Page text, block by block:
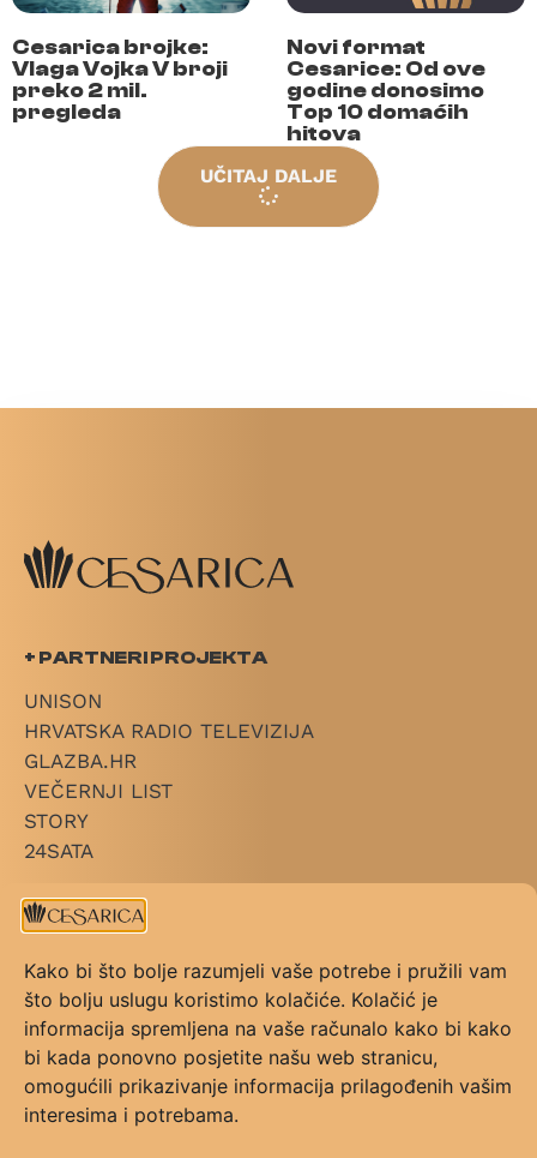
Kako bi što bolje razumjeli vaše potrebe i pružili vam
što bolju uslugu koristimo kolačiće. Kolačić je
informacija spremljena na vaše računalo kako bi kako
bi kada ponovno posjetite našu web stranicu,
omogućili prikazivanje informacija prilagođenih vašim
interesima i potrebama.
Cesarica brojke:
Vlaga Vojka V broji
preko 2 mil.
pregleda
Novi format
Cesarice: Od ove
godine donosimo
Top 10 domaćih
hitova
UČITAJ DALJE
+ PARTNERI PROJEKTA
UNISON
HRVATSKA RADIO TELEVIZIJA
GLAZBA.HR
VEČERNJI LIST
STORY
24SATA
+ LINKOVI
KATEGORIJE
PRAVILNIK NAGRADE
PRAVILNIK GLASOVANJA
KONTAKT
UVJETI KORIŠTENJA
FAQ